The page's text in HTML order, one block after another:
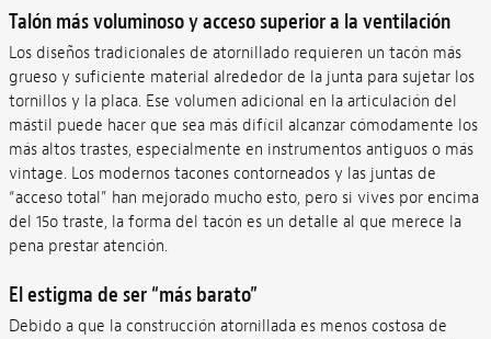
Talón más voluminoso y acceso superior a la ventilación
Los diseños tradicionales de atornillado requieren un tacón más
grueso y suficiente material alrededor de la junta para sujetar los
tornillos y la placa. Ese volumen adicional en la articulación del
mástil puede hacer que sea más difícil alcanzar cómodamente los
más altos trastes, especialmente en instrumentos antiguos o más
vintage. Los modernos tacones contorneados y las juntas de
“acceso total” han mejorado mucho esto, pero si vives por encima
del 15o traste, la forma del tacón es un detalle al que merece la
pena prestar atención.
El estigma de ser “más barato”
Debido a que la construcción atornillada es menos costosa de